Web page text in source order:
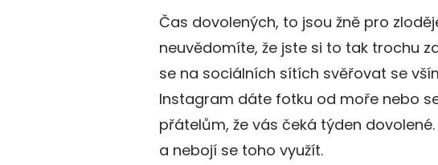
Čas dovolených, to jsou žně pro
neuvědomíte, že jste si to tak trochu
se na sociálních sítích svěřovat se
Instagram dáte fotku od moře nebo
přátelům, že vás čeká týden
a nebojí se toho využít.